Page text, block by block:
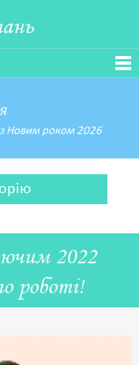
з Новим роком 2026
2022
роботі!